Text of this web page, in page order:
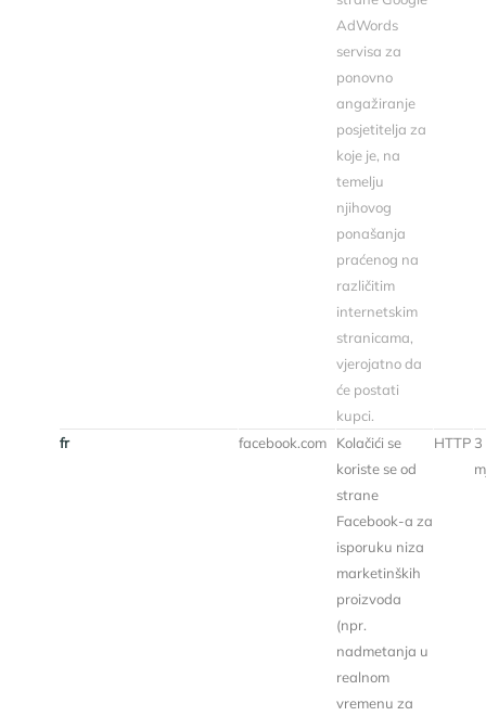
AdWords
servisa za
ponovno
angažiranje
posjetitelja za
koje je, na
temelju
njihovog
ponašanja
praćenog na
različitim
internetskim
stranicama,
vjerojatno da
će postati
kupci.
fr facebook.com
Kolačići se
koriste se od
strane
Facebook-a za
isporuku niza
marketinških
proizvoda
(npr.
nadmetanja u
realnom
vremenu za
HTTP 3